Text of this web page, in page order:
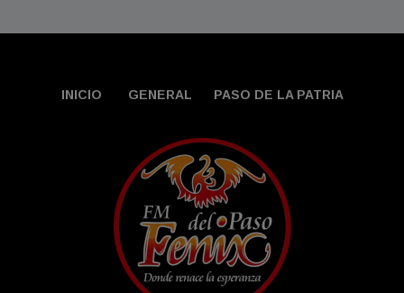
INICIO GENERAL PASO DE LA PATRIA